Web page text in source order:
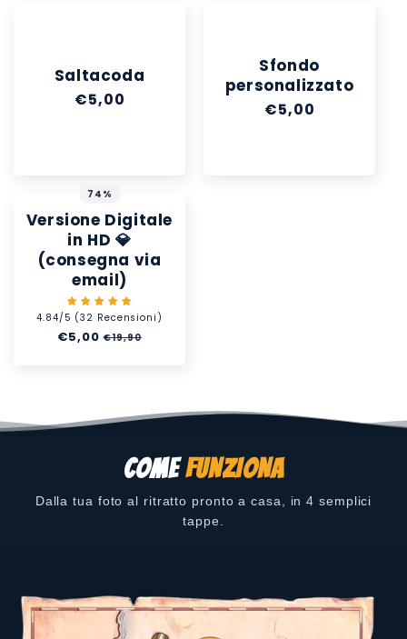
Saltacoda
Prezzo
€5,00
Sfondo
personalizzato
Prezzo
€5,00
Versione Digitale
in HD 💎
(consegna via
email)
4.84/5 (32 Recensioni)
Prezzo
€5,00 Prezzo
€19,90
74%
COMEFUNZIONA
Dalla tua foto al ritratto pronto a casa, in 4 semplici
tappe.